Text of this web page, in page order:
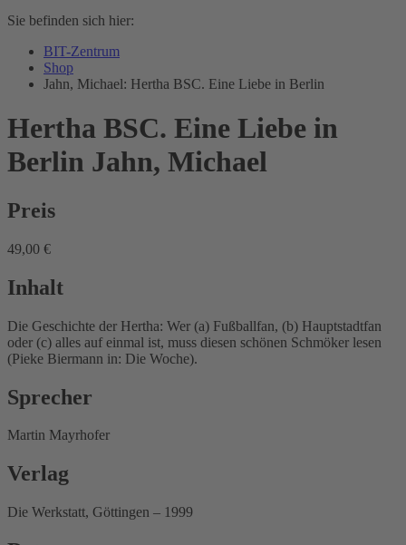
Sie befinden sich hier:
BIT-Zentrum
Shop
Jahn, Michael: Hertha BSC. Eine Liebe in Berlin
Hertha BSC. Eine Liebe in
Berlin Jahn, Michael
Preis
49,00 €
Inhalt
Die Geschichte der Hertha: Wer (a) Fußballfan, (b) Hauptstadtfan
oder (c) alles auf einmal ist, muss diesen schönen Schmöker lesen
(Pieke Biermann in: Die Woche).
Sprecher
Martin Mayrhofer
Verlag
Die Werkstatt, Göttingen – 1999